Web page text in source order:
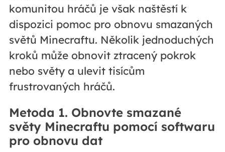
komunitou hráčů je však naštěstí k
dispozici pomoc pro obnovu smazaných
světů Minecraftu. Několik jednoduchých
kroků může obnovit ztracený pokrok
nebo světy a ulevit tisícům
frustrovaných hráčů.
Metoda 1. Obnovte smazané
světy Minecraftu pomocí softwaru
pro obnovu dat